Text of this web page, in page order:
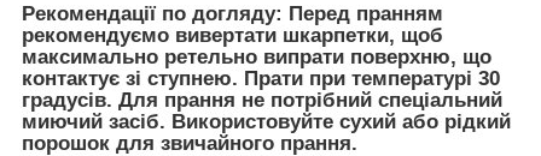
Рекомендації по догляду: Перед пранням
рекомендуємо вивертати шкарпетки, щоб
максимально ретельно випрати поверхню, що
контактує зі ступнею. Прати при температурі 30
градусів. Для прання не потрібний спеціальний
миючий засіб. Використовуйте сухий або рідкий
порошок для звичайного прання.